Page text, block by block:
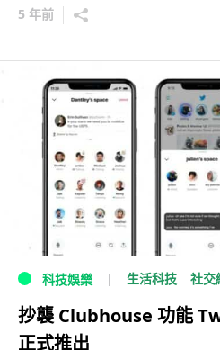
5 年前
科技娛樂 生活科技 社交
抄襲 Clubhouse 功能
正式推出